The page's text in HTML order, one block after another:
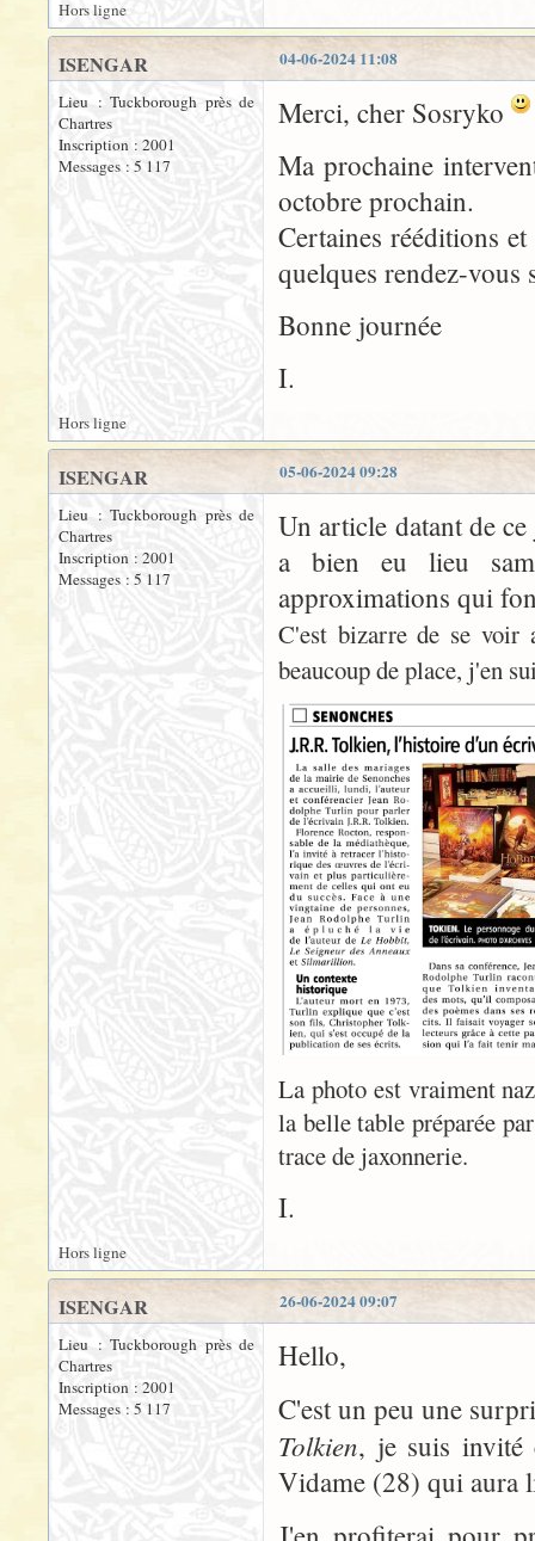
Hors ligne
04-06-2024 11:08
ISENGAR
Lieu : Tuckborough près de
Chartres
Inscription : 2001
Messages : 5 117
Merci, cher Sosryko
Ma prochaine
octobre prochain.
Certaines rééditions
quelques rendez-
Bonne journée
I.
Hors ligne
05-06-2024 09:28
ISENGAR
Lieu : Tuckborough près de
Chartres
Inscription : 2001
Messages : 5 117
Un article datant de
a bien eu lieu
approximations qui
C'est bizarre de se voir
beaucoup de place, j'en
La photo est vraiment
la belle table préparée
trace de jaxonnerie.
I.
Hors ligne
26-06-2024 09:07
ISENGAR
Lieu : Tuckborough près de
Chartres
Inscription : 2001
Messages : 5 117
Hello,
C'est un peu une
Tolkien, je suis invité
Vidame (28) qui aura